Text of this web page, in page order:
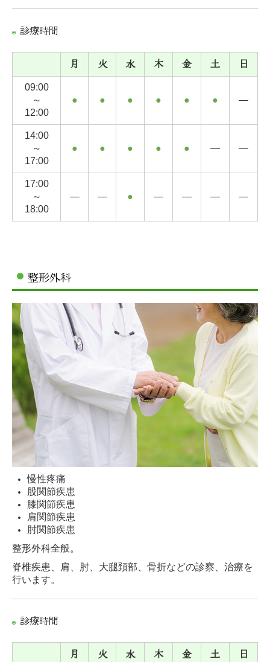
診療時間
月 火 水 木 金 土 日
09:00
～
12:00
● ● ● ● ● ● ―
14:00
～
17:00
● ● ● ● ● ― ―
17:00
～
18:00
― ― ● ― ― ― ―
整形外科
慢性疼痛
股関節疾患
膝関節疾患
肩関節疾患
肘関節疾患
整形外科全般。
脊椎疾患、肩、肘、大腿頚部、骨折などの診察、治療を
行います。
診療時間
月 火 水 木 金 土 日